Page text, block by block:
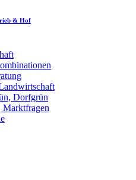
& Hof
Dorfgrün
Marktfragen